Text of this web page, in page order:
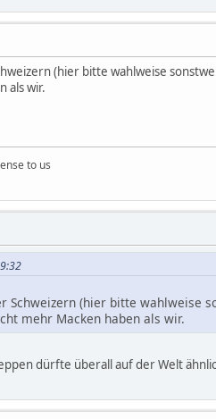
(hier bitte wahlweise
als wir.
to us
Schweizern (hier bitte wahlweise
mehr Macken haben als wir.
dürfte überall auf der Welt